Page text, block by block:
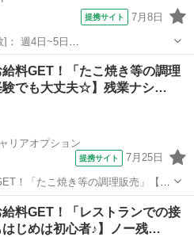
提携サイト 7月8日
15:00~18:00 月/火/水/木/金 な
寄駅]： 山梨県韮...
給料GET！「たこ焼き等の調理
験でも大丈夫☆】残業ナシ…
リアオプション
提携サイト 7月25日
！「たこ焼き等の調理販売」【未
切替☆高時給1215円！ 【コメ
出来る仕事な
給料GET！「レストランでの接
じめは初心者♪】ノー残…